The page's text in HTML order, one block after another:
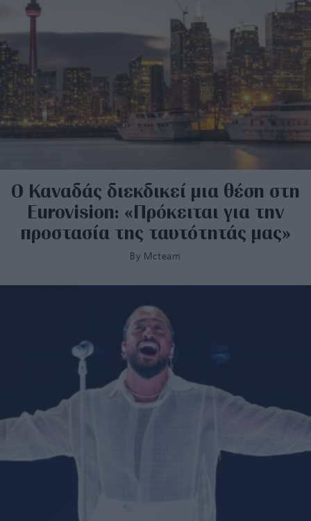
Ο Καναδάς διεκδικεί μια θέση στη
Eurovision: «Πρόκειται για την
προστασία της ταυτότητάς μας»
By Mcteam